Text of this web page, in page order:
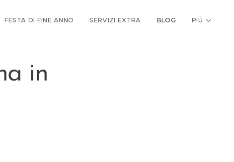
FESTA DI FINE ANNO SERVIZI EXTRA BLOG PIÙ
in